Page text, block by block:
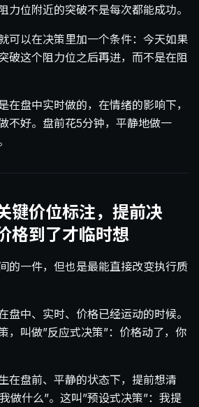
力位附近的突破不是每次都能成功。
可以在决策里加一个条件：今天如果
破这个阻力位之后再进，而不是在阻
在盘中实时做的，在情绪的影响下，
不好。盘前花5分钟，平静地做一
键价位标注，提前决
格到了才临时想
的一件，但也是最能直接改变执行质
盘中、实时、价格已经运动的时候。
，叫做”反应式决策”：价格动了，你
在盘前、平静的状态下，提前想清
做什么”。这叫”预设式决策”：我提